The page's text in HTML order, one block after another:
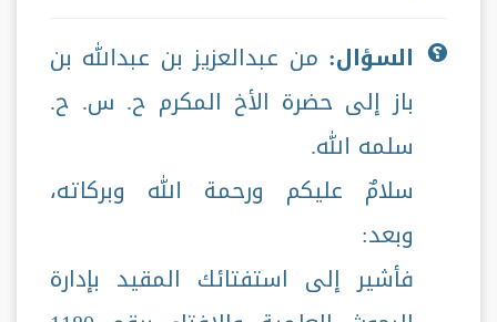
السؤال: من عبدالعزيز بن عبدالله بن
باز إلى حضرة الأخ المكرم ح. س. ح.
سلمه الله.
سلامٌ عليكم ورحمة الله وبركاته،
وبعد:
فأشير إلى استفتائك المقيد بإدارة